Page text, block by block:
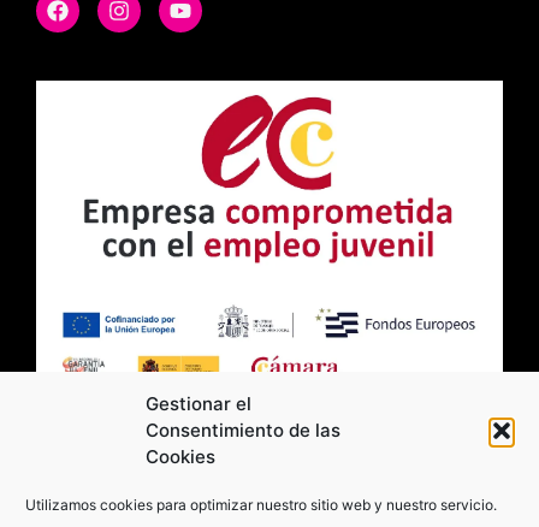
Gestionar el
Consentimiento de las
Cookies
Utilizamos cookies para optimizar nuestro sitio web y nuestro servicio.
2026 Moviltick technologies. Todos los